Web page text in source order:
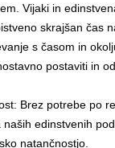
Vijaki in
skrajšan čas
s časom in
postaviti in
Brez potrebe po
edinstvenih
natančnostjo.